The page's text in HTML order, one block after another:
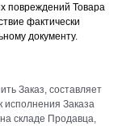
повреждений Товара
фактически
документу.
Заказ, составляет
исполнения Заказа
складе Продавца,